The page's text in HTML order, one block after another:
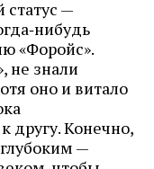
—
«Форойс».
не знали
оно и витало
другу. Конечно,
—